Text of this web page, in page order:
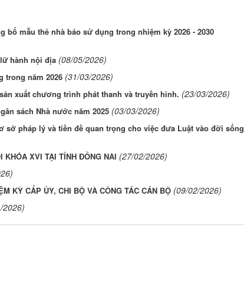
bố mẫu thẻ nhà báo sử dụng trong nhiệm kỳ 2026 - 2030
hành nội địa (08/05/2026)
trong năm 2026 (31/03/2026)
xuất chương trình phát thanh và truyền hình. (23/03/2026)
sách Nhà nước năm 2025 (03/03/2026)
sở pháp lý và tiền đề quan trọng cho việc đưa Luật vào đời sống
KHÓA XVI TẠI TỈNH ĐỒNG NAI (27/02/2026)
KỲ CẤP ỦY, CHI BỘ VÀ CÔNG TÁC CÁN BỘ (09/02/2026)
2026)